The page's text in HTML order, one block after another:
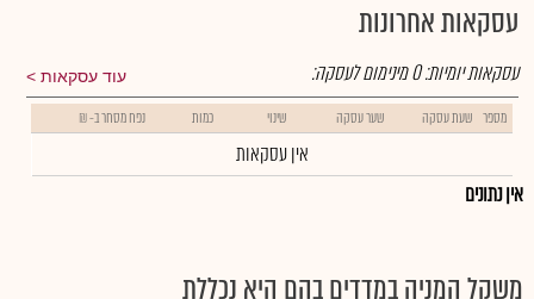
עסקאות אחרונות
עוד עסקאות עסקאות יומיות:0מינימום לעסקה:
מספר שעת עסקה שער עסקה שינוי כמות נפח מסחר ב- ₪
אין עסקאות
אין נתונים
משקל המניה במדדים בהם היא נכללת